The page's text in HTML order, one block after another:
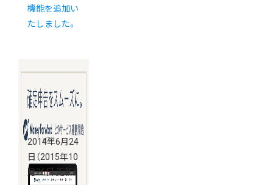
機能を追加い
たしました。
2014年6月24
日 （2015年10
月26日 更新）